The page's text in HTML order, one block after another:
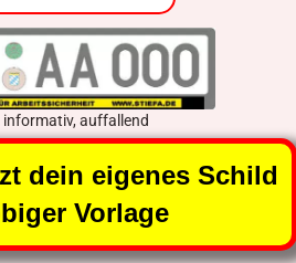
informativ, auffallend
dein eigenes Schild
Vorlage